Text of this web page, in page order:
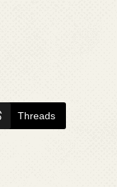
Threads